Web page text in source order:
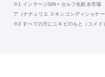
※1 インテージSRI+ セルフ化粧水市場
ア（ナチュリエ スキンコンディショナ
※2 すべての方にニキビのもと（コメド